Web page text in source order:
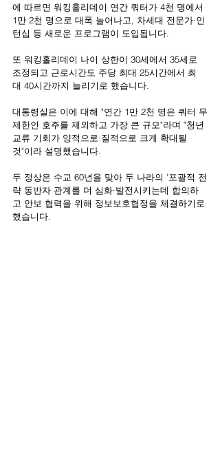
에 따르면 워킹홀리데이 연간 쿼터가 4천 명에서
1만 2천 명으로 대폭 늘어나고, 차세대 전문가·인
턴십 등 새로운 프로그램이 도입됩니다.
또 워킹홀리데이 나이 상한이 30세에서 35세로
조정되고 근로시간도 주당 최대 25시간에서 최
대 40시간까지 늘리기로 했습니다.
대통령실은 이에 대해 "연간 1만 2천 명은 쿼터 무
제한인 호주를 제외하고 가장 큰 규모"라며 "청년
교류 기회가 양적으로·질적으로 크게 확대될
것"이라 설명했습니다.
두 정상은 수교 60년을 맞아 두 나라의 '포괄적 전
략 동반자 관계를 더 심화·발전시키는데 합의하
고 안보 협력을 위해 정보보호협정을 체결하기로
했습니다.